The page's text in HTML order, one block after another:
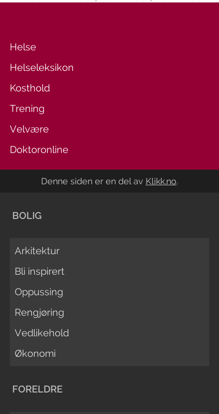
Helse
Helseleksikon
Kosthold
Trening
Velvære
Doktoronline
Denne siden er en del av Klikk.no.
BOLIG
Arkitektur
Bli inspirert
Oppussing
Rengjøring
Vedlikehold
Økonomi
FORELDRE